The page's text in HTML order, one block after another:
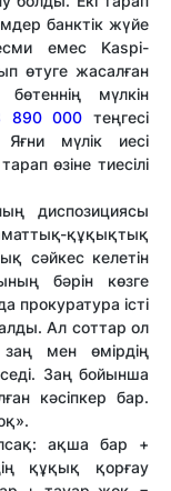
банктік жүйе
емес Kaspi-
өтуге жасалған
мүлкін
890 000 теңгесі
мүлік иесі
өзіне тиесілі
диспозициясы
құқықтық
сәйкес келетін
бәрін көзге
прокуратура істі
Ал соттар ол
мен өмірдің
Заң бойынша
кәсіпкер бар.
ақша бар +
құқық қорғау